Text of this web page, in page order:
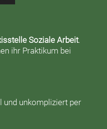
Soziale Arbeit.
ihr Praktikum bei
und unkompliziert per